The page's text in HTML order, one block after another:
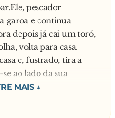
marcha, acelerou
seja gay!!!
pescador
garoa e continua
depois já cai um toró,
volta para casa.
e, fustrado, tira a
ao lado da sua
- pergunta a
tirar a cabeça